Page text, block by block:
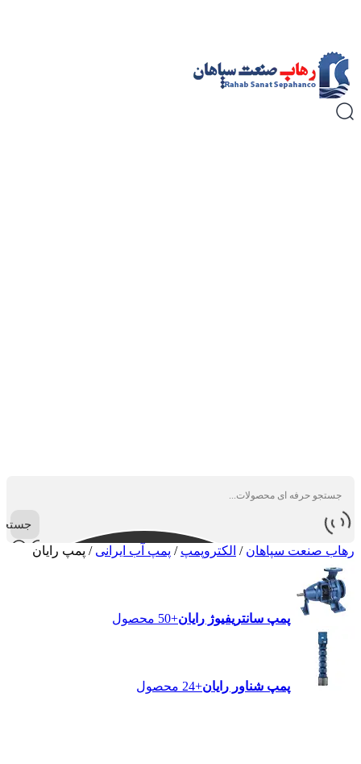
رهاب صنعت سپاهان / الکتروپمپ / پمپ آب ایرانی / پمپ رایان
پمپ سانتریفیوژ رایان+50 محصول
پمپ شناور رایان+24 محصول